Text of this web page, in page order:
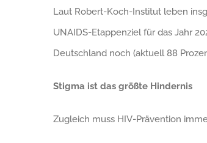
Laut Robert-Koch-Institut leben
UNAIDS-Etappenziel für das Jahr
Deutschland noch (aktuell 88
Stigma ist das größte Hindernis
Zugleich muss HIV-Prävention